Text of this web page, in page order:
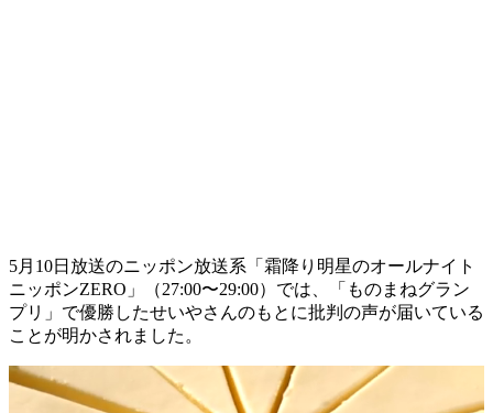
5月10日放送のニッポン放送系「霜降り明星のオールナイト
ニッポンZERO」（27:00〜29:00）では、「ものまねグラン
プリ」で優勝したせいやさんのもとに批判の声が届いている
ことが明かされました。